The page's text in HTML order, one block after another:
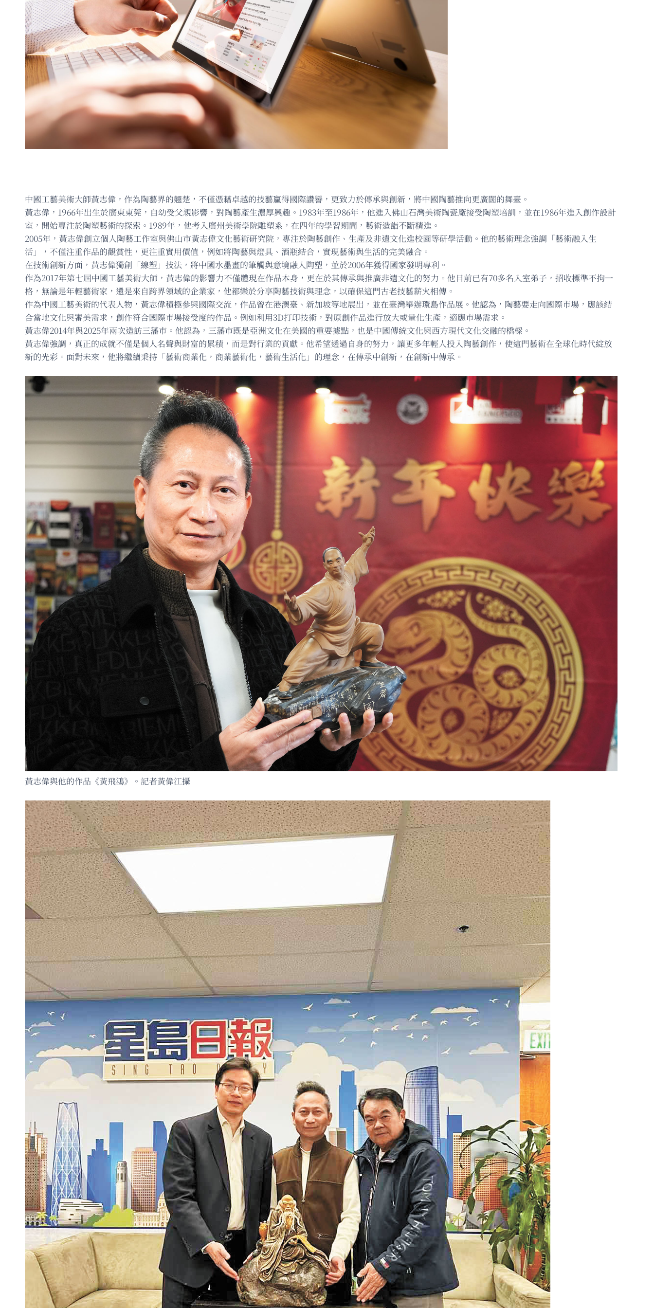
中國工藝美術大師黃志偉，作為陶藝界的翹楚，不僅憑藉卓越的技藝贏得國際讚譽，更致力於傳承與創新，將中國陶藝推向更廣闊的舞臺。
黃志偉，1966年出生於廣東東莞，自幼受父親影響，對陶藝產生濃厚興趣。1983年至1986年，他進入佛山石灣美術陶瓷廠接受陶塑培訓，並在1986年進入創作設計
室，開始專注於陶塑藝術的探索。1989年，他考入廣州美術學院雕塑系，在四年的學習期間，藝術造詣不斷精進。
2005年，黃志偉創立個人陶藝工作室與佛山市黃志偉文化藝術研究院，專注於陶藝創作、生產及非遺文化進校園等研學活動。他的藝術理念強調「藝術融入生
活」，不僅注重作品的觀賞性，更注重實用價值，例如將陶藝與燈具、酒瓶結合，實現藝術與生活的完美融合。
在技術創新方面，黃志偉獨創「線塑」技法，將中國水墨畫的筆觸與意境融入陶塑，並於2006年獲得國家發明專利。
作為2017年第七屆中國工藝美術大師，黃志偉的影響力不僅體現在作品本身，更在於其傳承與推廣非遺文化的努力。他目前已有70多名入室弟子，招收標準不拘一
格，無論是年輕藝術家，還是來自跨界領域的企業家，他都樂於分享陶藝技術與理念，以確保這門古老技藝薪火相傳。
作為中國工藝美術的代表人物，黃志偉積極參與國際交流，作品曾在港澳臺、新加坡等地展出，並在臺灣舉辦環島作品展。他認為，陶藝要走向國際市場，應該結
合當地文化與審美需求，創作符合國際市場接受度的作品。例如利用3D打印技術，對原創作品進行放大或量化生產，適應市場需求。
黃志偉2014年與2025年兩次造訪三藩市。他認為，三藩市既是亞洲文化在美國的重要據點，也是中國傳統文化與西方現代文化交融的橋樑。
黃志偉強調，真正的成就不僅是個人名聲與財富的累積，而是對行業的貢獻。他希望透過自身的努力，讓更多年輕人投入陶藝創作，使這門藝術在全球化時代綻放
新的光彩。面對未來，他將繼續秉持「藝術商業化，商業藝術化，藝術生活化」的理念，在傳承中創新，在創新中傳承。
黃志偉與他的作品《黃飛鴻》。記者黃偉江攝